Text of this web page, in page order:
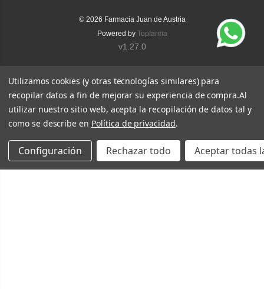
© 2026 Farmacia Juan de Austria
Powered by Topfarma
v1.27.0
Utilizamos cookies (y otras tecnologías similares) para
recopilar datos a fin de mejorar su experiencia de compra.Al
utilizar nuestro sitio web, acepta la recopilación de datos tal y
como se describe en Política de privacidad.
Configuración Rechazar todo Aceptar todas